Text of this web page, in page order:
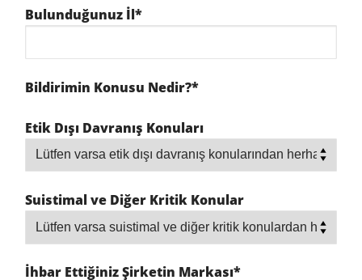
Bulunduğunuz İl*
Bildirimin Konusu Nedir?*
Etik Dışı Davranış Konuları
Suistimal ve Diğer Kritik Konular
İhbar Ettiğiniz Şirketin Markası*